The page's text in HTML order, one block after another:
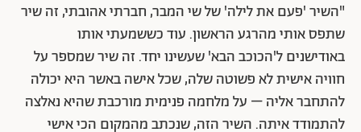
"השיר 'פעם את לילה' של שי המבר, חברתי אהובתי, זה שיר
שתפס אותי מהרגע הראשון. עוד כששמעתי אותו
באודישנים ל'הכוכב הבא' שעשינו יחד. זה שיר שמספר על
חוויה אישית לא פשוטה שלה, שכל אישה באשר היא יכולה
להתחבר אליה – על מלחמה פנימית מורכבת שהיא נאלצה
להתמודד איתה. השיר הזה, שנכתב מהמקום הכי אישי